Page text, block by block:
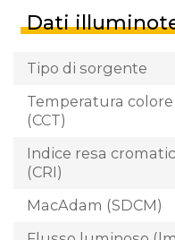
Dati
Tipo di sorgente
Temperatura colore
(CCT)
Indice resa
(CRI)
MacAdam (SDCM)